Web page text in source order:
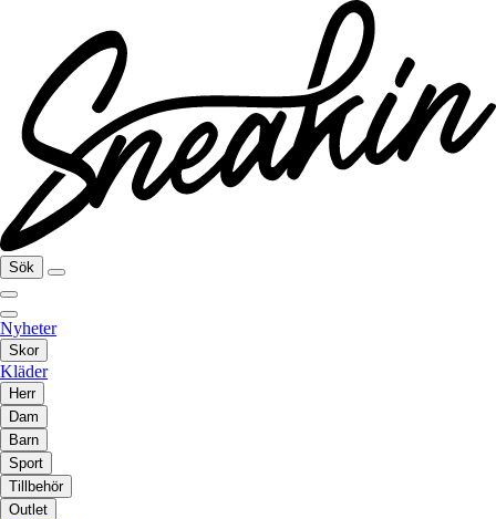
Sök
Nyheter
Skor
Kläder
Herr
Dam
Barn
Sport
Tillbehör
Outlet